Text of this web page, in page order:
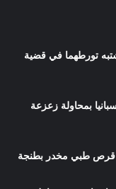
تورطهما في قضية
بمحاولة زعزعة